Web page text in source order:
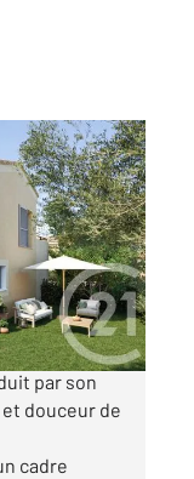
lié à son
par son
douceur de
cadre